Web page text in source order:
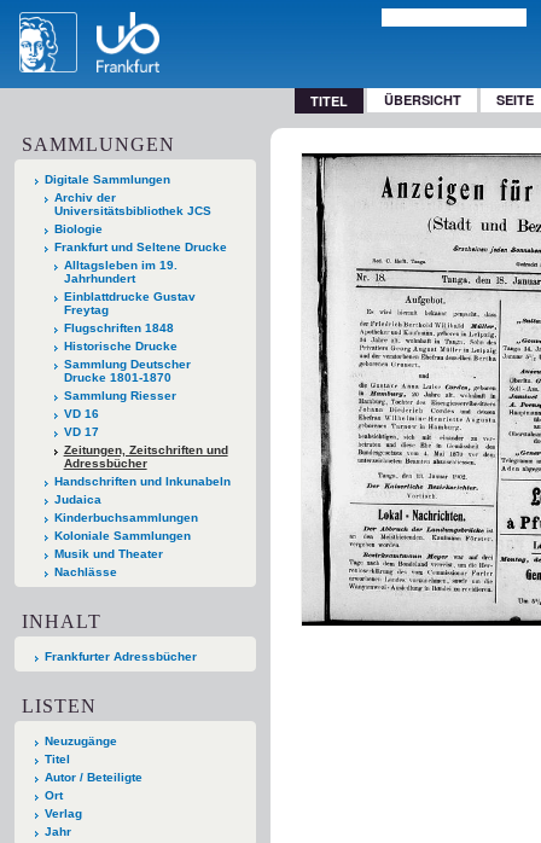
TITEL ÜBERSICHT SEITE
SAMMLUNGEN
Digitale Sammlungen
Archiv der
Universitätsbibliothek JCS
Biologie
Frankfurt und Seltene Drucke
Alltagsleben im 19.
Jahrhundert
Einblattdrucke Gustav
Freytag
Flugschriften 1848
Historische Drucke
Sammlung Deutscher
Drucke 1801-1870
Sammlung Riesser
VD 16
VD 17
Zeitungen, Zeitschriften und
Adressbücher
Handschriften und Inkunabeln
Judaica
Kinderbuchsammlungen
Koloniale Sammlungen
Musik und Theater
Nachlässe
INHALT
Frankfurter Adressbücher
LISTEN
Neuzugänge
Titel
Autor / Beteiligte
Ort
Verlag
Jahr